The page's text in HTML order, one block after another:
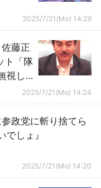
2025/7/21(Mo) 14:29
藤正
ト「隊
視し
た」2025/7/21(Mo) 14:24
政党に斬り捨てら
しょ』
2025/7/21(Mo) 14:20